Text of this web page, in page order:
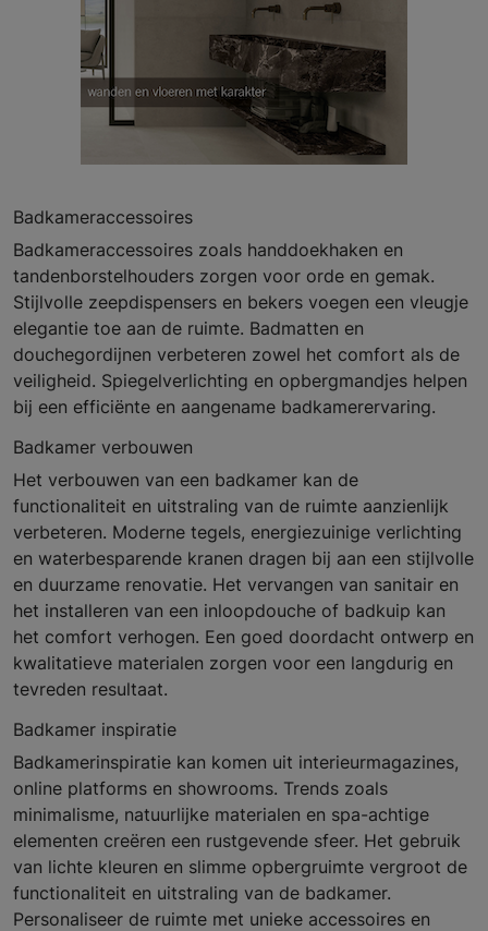
Badkameraccessoires
Badkameraccessoires zoals handdoekhaken en
tandenborstelhouders zorgen voor orde en gemak.
Stijlvolle zeepdispensers en bekers voegen een vleugje
elegantie toe aan de ruimte. Badmatten en
douchegordijnen verbeteren zowel het comfort als de
veiligheid. Spiegelverlichting en opbergmandjes helpen
bij een efficiënte en aangename badkamerervaring.
Badkamer verbouwen
Het verbouwen van een badkamer kan de
functionaliteit en uitstraling van de ruimte aanzienlijk
verbeteren. Moderne tegels, energiezuinige verlichting
en waterbesparende kranen dragen bij aan een stijlvolle
en duurzame renovatie. Het vervangen van sanitair en
het installeren van een inloopdouche of badkuip kan
het comfort verhogen. Een goed doordacht ontwerp en
kwalitatieve materialen zorgen voor een langdurig en
tevreden resultaat.
Badkamer inspiratie
Badkamerinspiratie kan komen uit interieurmagazines,
online platforms en showrooms. Trends zoals
minimalisme, natuurlijke materialen en spa-achtige
elementen creëren een rustgevende sfeer. Het gebruik
van lichte kleuren en slimme opbergruimte vergroot de
functionaliteit en uitstraling van de badkamer.
Personaliseer de ruimte met unieke accessoires en